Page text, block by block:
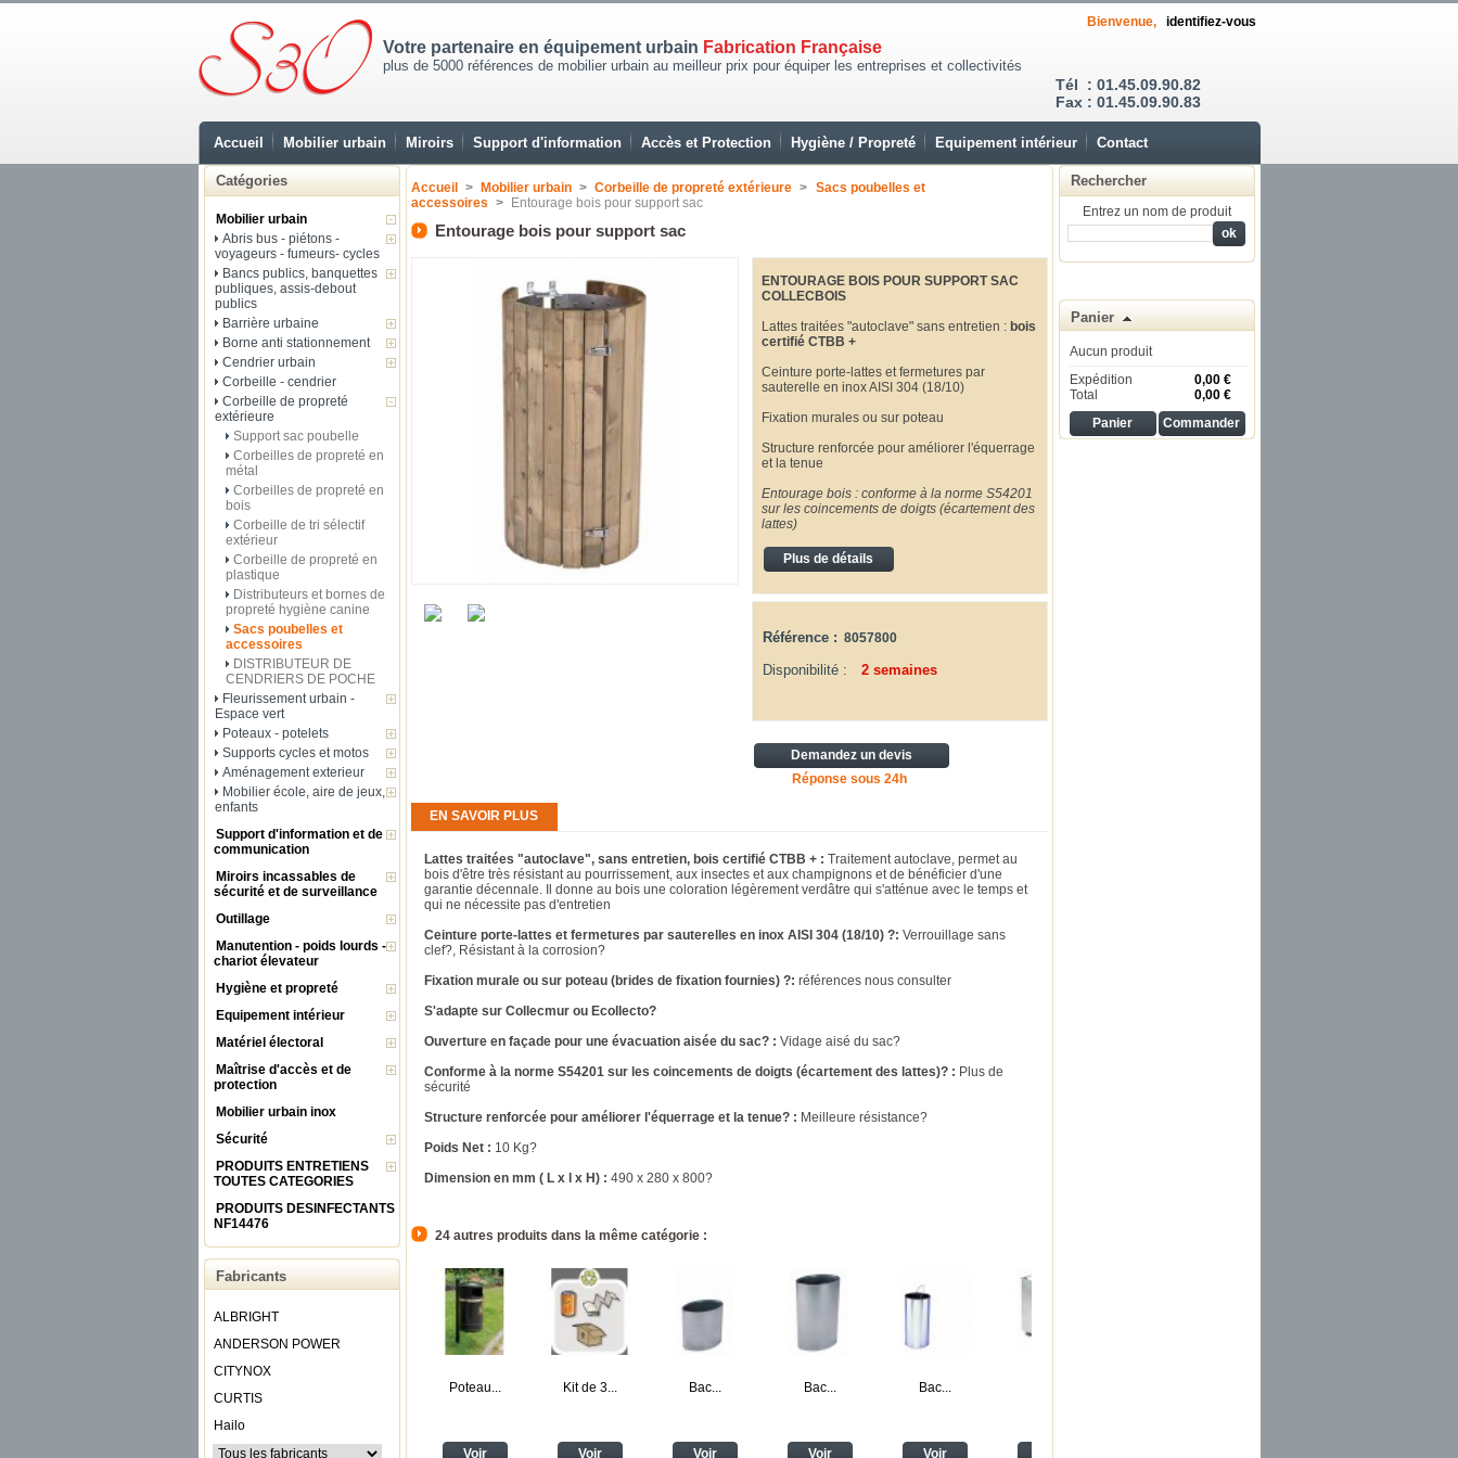
Votre partenaire en équipement urbain Fabrication Française
plus de 5000 références de mobilier urbain au meilleur prix pour équiper les entreprises et collectivités
Tél : 01.45.09.90.82
Fax : 01.45.09.90.83
Bienvenue, identifiez-vous
Accueil Mobilier urbain Miroirs Support d'information Accès et Protection Hygiène / Propreté Equipement intérieur Contact
Catégories
Mobilier urbain
Abris bus - piétons -
voyageurs - fumeurs- cycles
Bancs publics, banquettes
publiques, assis-debout
publics
Barrière urbaine
Borne anti stationnement
Cendrier urbain
Corbeille - cendrier
Corbeille de propreté
extérieure
Support sac poubelle
Corbeilles de propreté en
métal
Corbeilles de propreté en
bois
Corbeille de tri sélectif
extérieur
Corbeille de propreté en
plastique
Distributeurs et bornes de
propreté hygiène canine
Sacs poubelles et
accessoires
DISTRIBUTEUR DE
CENDRIERS DE POCHE
Fleurissement urbain -
Espace vert
Poteaux - potelets
Supports cycles et motos
Aménagement exterieur
Mobilier école, aire de jeux,
enfants
Support d'information et de
communication
Miroirs incassables de
sécurité et de surveillance
Outillage
Manutention - poids lourds -
chariot élevateur
Hygiène et propreté
Equipement intérieur
Matériel électoral
Maîtrise d'accès et de
protection
Mobilier urbain inox
Sécurité
PRODUITS ENTRETIENS
TOUTES CATEGORIES
PRODUITS DESINFECTANTS
NF14476
Fabricants
ALBRIGHT
ANDERSON POWER
CITYNOX
CURTIS
Hailo
Accueil > Mobilier urbain > Corbeille de propreté extérieure > Sacs poubelles et
accessoires > Entourage bois pour support sac
Entourage bois pour support sac
ENTOURAGE BOIS POUR SUPPORT SAC
COLLECBOIS
Lattes traitées "autoclave" sans entretien : bois
certifié CTBB +
Ceinture porte-lattes et fermetures par
sauterelle en inox AISI 304 (18/10)
Fixation murales ou sur poteau
Structure renforcée pour améliorer l'équerrage
et la tenue
Entourage bois : conforme à la norme S54201
sur les coincements de doigts (écartement des
lattes)
Plus de détails
Référence : 8057800
Disponibilité : 2 semaines
Demandez un devis
Réponse sous 24h
EN SAVOIR PLUS
Lattes traitées "autoclave", sans entretien, bois certifié CTBB + : Traitement autoclave, permet au
bois d'être très résistant au pourrissement, aux insectes et aux champignons et de bénéficier d'une
garantie décennale. Il donne au bois une coloration légèrement verdâtre qui s'atténue avec le temps et
qui ne nécessite pas d'entretien
Ceinture porte-lattes et fermetures par sauterelles en inox AISI 304 (18/10) ?: Verrouillage sans
clef?, Résistant à la corrosion?
Fixation murale ou sur poteau (brides de fixation fournies) ?: références nous consulter
S'adapte sur Collecmur ou Ecollecto?
Ouverture en façade pour une évacuation aisée du sac? : Vidage aisé du sac?
Conforme à la norme S54201 sur les coincements de doigts (écartement des lattes)? : Plus de
sécurité
Structure renforcée pour améliorer l'équerrage et la tenue? : Meilleure résistance?
Poids Net : 10 Kg?
Dimension en mm ( L x l x H) : 490 x 280 x 800?
24 autres produits dans la même catégorie :
Poteau...
Voir
Kit de 3...
Voir
Bac...
Voir
Bac...
Voir
Bac...
Voir
Rechercher
Entrez un nom de produit
Panier
Aucun produit
Expédition
0,00 €
Total
0,00 €
Panier
Commander